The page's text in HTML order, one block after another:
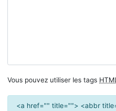
Vous pouvez utiliser les tags
<a href="" title=""> <abbr